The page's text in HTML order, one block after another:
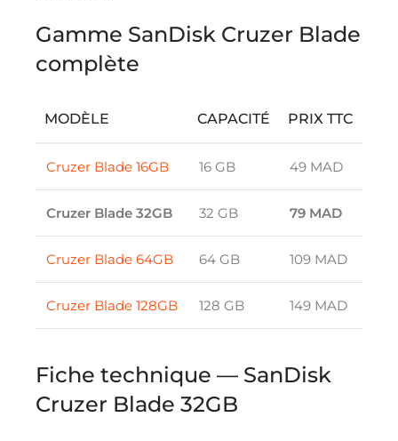
Gamme SanDisk Cruzer Blade
complète
MODÈLE CAPACITÉ PRIX TTC
Cruzer Blade 16GB 16 GB 49 MAD
Cruzer Blade 32GB 32 GB 79 MAD
Cruzer Blade 64GB 64 GB 109 MAD
Cruzer Blade 128GB 128 GB 149 MAD
Fiche technique — SanDisk
Cruzer Blade 32GB